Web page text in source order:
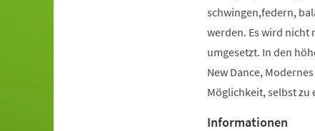
schwingen,federn,
werden. Es wird
umgesetzt. In den
New Dance,
Möglichkeit, selbst
Informationen